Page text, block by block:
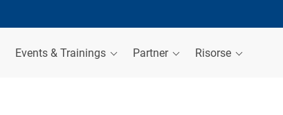
Events & Trainings Partner Risorse